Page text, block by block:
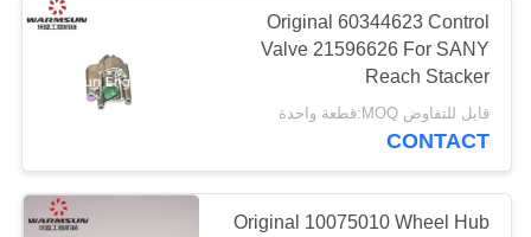
قطع غيار مضخة
الخرسانة
27
Original 60344623 Control
Valve 21596626 For SANY
Reach Stacker
قابل للتفاوض MOQ:قطعة واحدة
CONTACT
Original 10075010 Wheel Hub